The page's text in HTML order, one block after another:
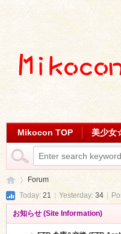
Mikocon TOP 美少女
Forum
Today: 21 Yesterday: 34
お知らせ (Site Information)